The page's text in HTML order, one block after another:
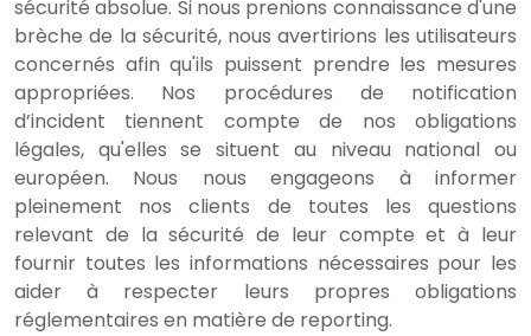
sécurité absolue. Si nous prenions connaissance d'une
brèche de la sécurité, nous avertirions les utilisateurs
concernés afin qu'ils puissent prendre les mesures
appropriées. Nos procédures de notification
d’incident tiennent compte de nos obligations
légales, qu'elles se situent au niveau national ou
européen. Nous nous engageons à informer
pleinement nos clients de toutes les questions
relevant de la sécurité de leur compte et à leur
fournir toutes les informations nécessaires pour les
aider à respecter leurs propres obligations
réglementaires en matière de reporting.